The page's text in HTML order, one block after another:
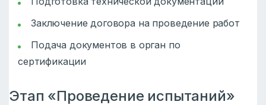
Заключение договора на проведение работ
Подача документов в орган по
сертификации
Этап «Проведение испытаний»